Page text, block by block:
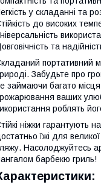
у складанні та
до високих
та
портативний
Забудьте про
займаючи багато місця.
ваших
роблять
ніжки гарантують
їжі для
Насолоджуйтесь
барбекю гриль!